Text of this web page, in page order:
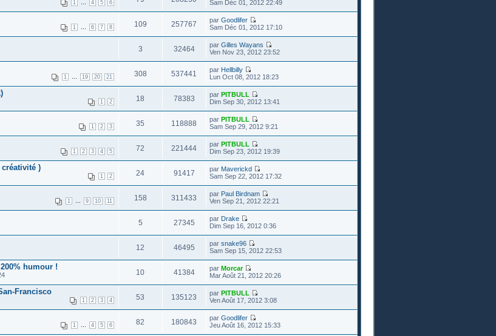
1 4 5 6
Sam Déc 01, 2012 22:49
1 6 7 8 109 257767 par Goodlifer
Sam Déc 01, 2012 17:10
3 32464 par Gilles Wayans
Ven Nov 23, 2012 23:52
1 19 20 21 308 537441 par Hellbilly
Lun Oct 08, 2012 18:23
1 2 18 78383 par PITBULL
Dim Sep 30, 2012 13:41
1 2 3 35 118888 par PITBULL
Sam Sep 29, 2012 9:21
1 2 3 4 5 72 221444 par PITBULL
Dim Sep 23, 2012 19:39
)
1 2 24 91417 par Maverickd
Sam Sep 22, 2012 17:32
1 9 10 11 158 311433 par Paul Birdnam
Ven Sep 21, 2012 22:21
5 27345 par Drake
Dim Sep 16, 2012 0:36
12 46495 par snake96
Sam Sep 15, 2012 22:53
humour !
10 41384 par Morcar
Mar Août 21, 2012 20:26
Francisco
1 2 3 4 53 135123 par PITBULL
Ven Août 17, 2012 3:08
1 4 5 6 82 180843 par Goodlifer
Jeu Août 16, 2012 15:33